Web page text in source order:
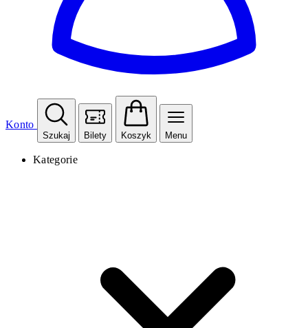
Konto
Szukaj Bilety Koszyk Menu
Kategorie